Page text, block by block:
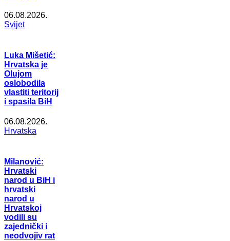
06.08.2026.
Svijet
Luka Mišetić:
Hrvatska je
Olujom
oslobodila
vlastiti teritorij
i spasila BiH
06.08.2026.
Hrvatska
Milanović:
Hrvatski
narod u BiH i
hrvatski
narod u
Hrvatskoj
vodili su
zajednički i
neodvojiv rat